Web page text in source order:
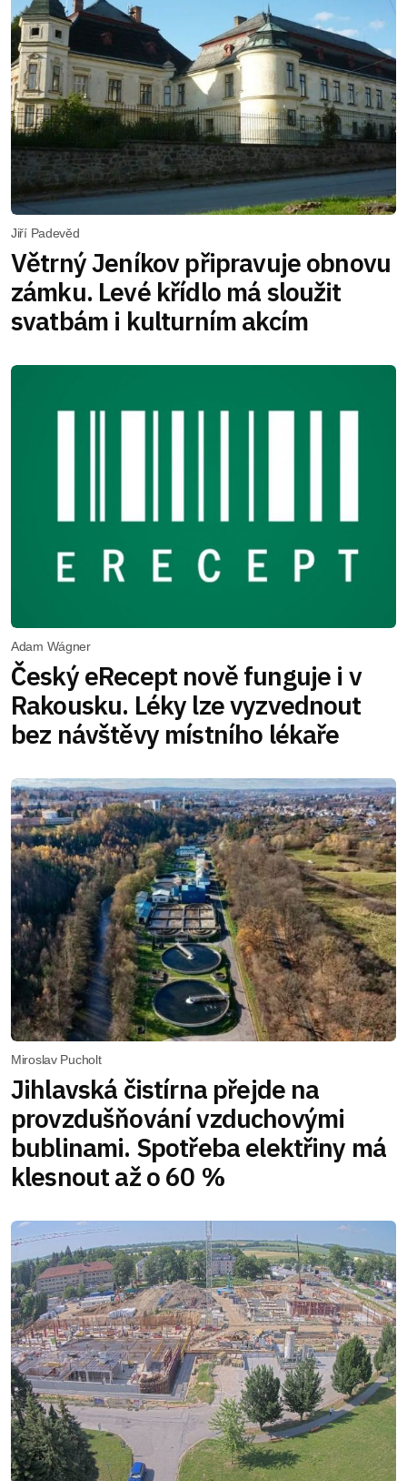
Jiří Padevěd
Větrný Jeníkov připravuje obnovu
zámku. Levé křídlo má sloužit
svatbám i kulturním akcím
Adam Wágner
Český eRecept nově funguje i v
Rakousku. Léky lze vyzvednout
bez návštěvy místního lékaře
Miroslav Pucholt
Jihlavská čistírna přejde na
provzdušňování vzduchovými
bublinami. Spotřeba elektřiny má
klesnout až o 60 %